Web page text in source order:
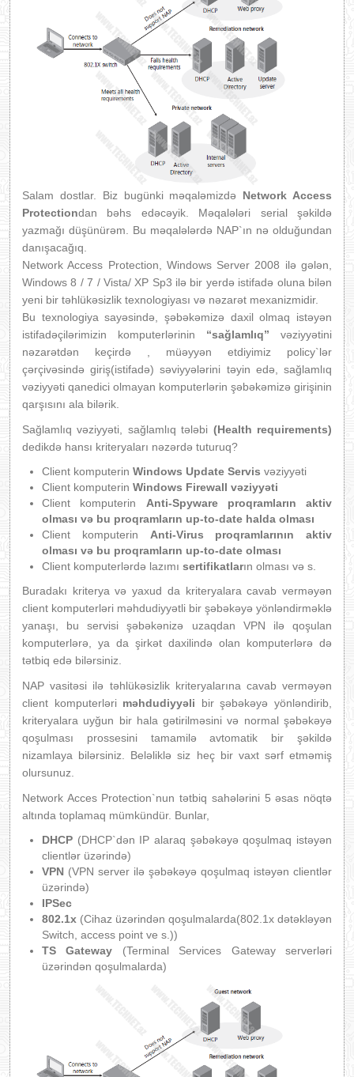
Salam dostlar. Biz bugünki məqaləmizdə Network Access
Protectiondan bəhs edəcəyik. Məqalələri serial şəkildə
yazmağı düşünürəm. Bu məqalələrdə NAP`ın nə olduğundan
danışacağıq.
Network Access Protection, Windows Server 2008 ilə gələn,
Windows 8 / 7 / Vista/ XP Sp3 ilə bir yerdə istifadə oluna bilən
yeni bir təhlükəsizlik texnologiyası və nəzarət mexanizmidir.
Bu texnologiya sayəsində, şəbəkəmizə daxil olmaq istəyən
istifadəçilərimizin komputerlərinin “sağlamlıq” vəziyyətini
nəzarətdən keçirdə , müəyyən etdiyimiz policy`lər
çərçivəsində giriş(istifadə) səviyyələrini təyin edə, sağlamlıq
vəziyyəti qanedici olmayan komputerlərin şəbəkəmizə girişinin
qarşısını ala bilərik.
Sağlamlıq vəziyyəti, sağlamlıq tələbi (Health requirements)
dedikdə hansı kriteryaları nəzərdə tuturuq?
Client komputerin Windows Update Servis vəziyyəti
Client komputerin Windows Firewall vəziyyəti
Client komputerin Anti-Spyware proqramların aktiv
olması və bu proqramların up-to-date halda olması
Client komputerin Anti-Virus proqramlarının aktiv
olması və bu proqramların up-to-date olması
Client komputerlərdə lazımı sertifikatların olması və s.
Buradakı kriterya və yaxud da kriteryalara cavab verməyən
client komputerləri məhdudiyyətli bir şəbəkəyə yönləndirməklə
yanaşı, bu servisi şəbəkənizə uzaqdan VPN ilə qoşulan
komputerlərə, ya da şirkət daxilində olan komputerlərə də
tətbiq edə bilərsiniz.
NAP vasitəsi ilə təhlükəsizlik kriteryalarına cavab verməyən
client komputerləriməhdudiyyəli bir şəbəkəyə yönləndirib,
kriteryalara uyğun bir hala gətirilməsini və normal şəbəkəyə
qoşulması prossesini tamamilə avtomatik bir şəkildə
nizamlaya bilərsiniz. Beləliklə siz heç bir vaxt sərf etməmiş
olursunuz.
Network Acces Protection`nun tətbiq sahələrini 5 əsas nöqtə
altında toplamaq mümkündür. Bunlar,
DHCP (DHCP`dən IP alaraq şəbəkəyə qoşulmaq istəyən
clientlər üzərində)
VPN (VPN server ilə şəbəkəyə qoşulmaq istəyən clientlər
üzərində)
IPSec
802.1x (Cihaz üzərindən qoşulmalarda(802.1x dətəkləyən
Switch, access point ve s.))
TS Gateway (Terminal Services Gateway serverləri
üzərindən qoşulmalarda)